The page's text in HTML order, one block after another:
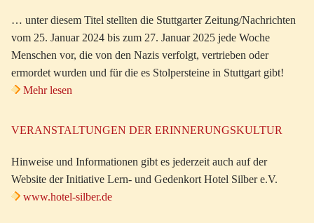
… unter diesem Titel stellten die Stuttgarter Zeitung/Nachrichten
vom 25. Januar 2024 bis zum 27. Januar 2025 jede Woche
Menschen vor, die von den Nazis verfolgt, vertrieben oder
ermordet wurden und für die es Stolpersteine in Stuttgart gibt!
Mehr lesen
VERANSTALTUNGEN DER ERINNERUNGSKULTUR
Hinweise und Informationen gibt es jederzeit auch auf der
Website der Initiative Lern- und Gedenkort Hotel Silber e.V.
www.hotel-silber.de